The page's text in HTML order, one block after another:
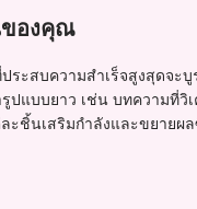
ของคุณ
ระสบความสำเร็จสูงสุดจะ
ปแบบยาว เช่น บทความที่วิ
ะชิ้นเสริมกำลังและขยายผ